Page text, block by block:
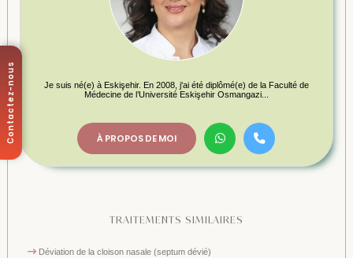
Je suis né(e) à Eskişehir. En 2008, j'ai été diplômé(e) de la Faculté de
Médecine de l’Université Eskişehir Osmangazi...
À PROPOS DE MOI
TRAITEMENTS SIMILAIRES
Déviation de la cloison nasale (septum dévié)
Contactez-nous